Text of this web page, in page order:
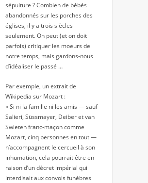
sépulture ? Combien de bébés
abandonnés sur les porches des
églises, il y a trois siècles
seulement. On peut (et on doit
parfois) critiquer les moeurs de
notre temps, mais gardons-nous
d’idéaliser le passé …
Par exemple, un extrait de
Wikipedia sur Mozart :
« Si ni la famille ni les amis — sauf
Salieri, Süssmayer, Deiber et van
Swieten franc-maçon comme
Mozart, cinq personnes en tout —
n’accompagnent le cercueil à son
inhumation, cela pourrait être en
raison d’un décret impérial qui
interdisait aux convois funèbres